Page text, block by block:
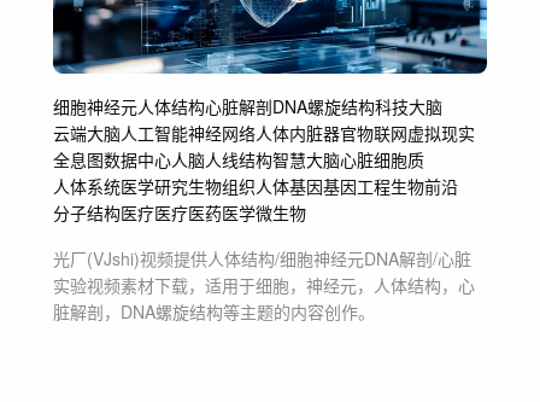
细胞神经元人体结构心脏解剖DNA螺旋结构科技大脑
云端大脑人工智能神经网络人体内脏器官物联网虚拟现实
全息图数据中心人脑人线结构智慧大脑心脏细胞质
人体系统医学研究生物组织人体基因基因工程生物前沿
分子结构医疗医疗医药医学微生物
光厂(VJshi)视频提供人体结构/细胞神经元DNA解剖/心脏
实验视频素材下载，适用于细胞，神经元，人体结构，心
脏解剖，DNA螺旋结构等主题的内容创作。